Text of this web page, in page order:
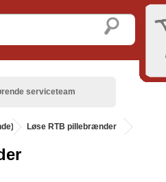
serviceteam
. Løse RTB pillebrænder